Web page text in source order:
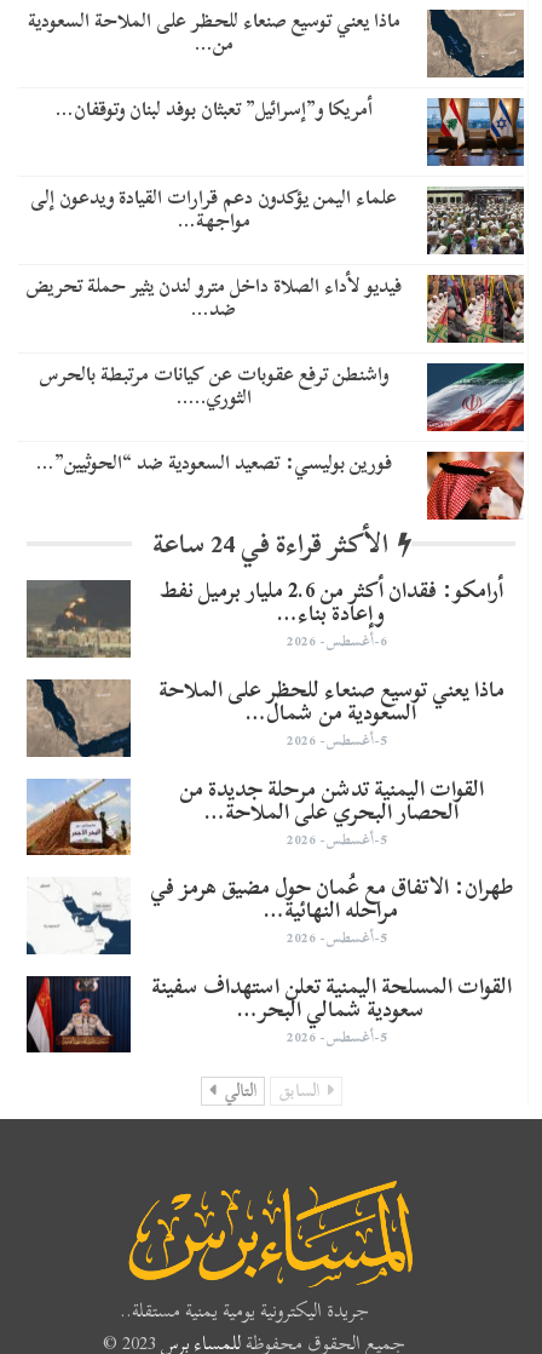
ماذا يعني توسيع صنعاء للحظر على الملاحة السعودية
من…
أمريكا و”إسرائيل” تعبثان بوفد لبنان وتوقفان…
علماء اليمن يؤكدون دعم قرارات القيادة ويدعون إلى
مواجهة…
فيديو لأداء الصلاة داخل مترو لندن يثير حملة تحريض
ضد…
واشنطن ترفع عقوبات عن كيانات مرتبطة بالحرس
الثوري..…
​فورين بوليسي: تصعيد السعودية ضد “الحوثيين”…
الأكثر قراءة في 24 ساعة
أرامكو: فقدان أكثر من 2.6 مليار برميل نفط
وإعادة بناء…
6-أغسطس- 2026
ماذا يعني توسيع صنعاء للحظر على الملاحة
السعودية من شمال…
5-أغسطس- 2026
القوات اليمنية تدشن مرحلة جديدة من
الحصار البحري على الملاحة…
5-أغسطس- 2026
طهران: الاتفاق مع عُمان حول مضيق هرمز في
مراحله النهائية…
5-أغسطس- 2026
القوات المسلحة اليمنية تعلن استهداف سفينة
سعودية شمالي البحر…
5-أغسطس- 2026
السابق التالي
جريدة اليكترونية يومية يمنية مستقلة..
جميع الحقوق محفوظةللمساء برس